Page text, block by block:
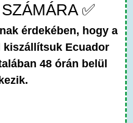
✅
érdekében, hogy a
kiszállítsuk Ecuador
48 órán belül